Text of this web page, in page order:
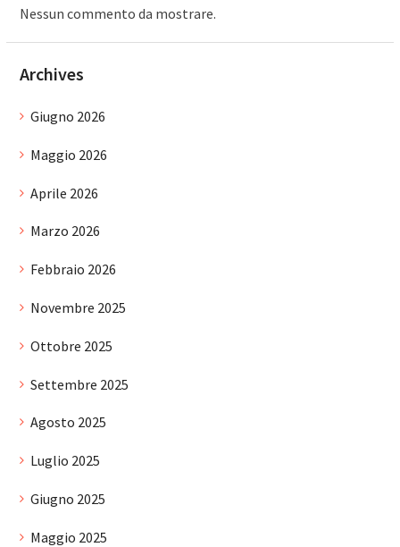
Nessun commento da mostrare.
Archives
Giugno 2026
Maggio 2026
Aprile 2026
Marzo 2026
Febbraio 2026
Novembre 2025
Ottobre 2025
Settembre 2025
Agosto 2025
Luglio 2025
Giugno 2025
Maggio 2025